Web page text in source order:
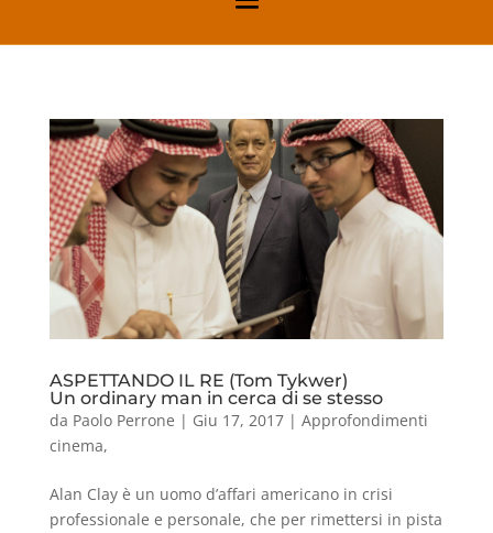
ASPETTANDO IL RE (Tom Tykwer)
Un ordinary man in cerca di se stesso
da Paolo Perrone | Giu 17, 2017| Approfondimenti
cinema,
Alan Clay è un uomo d’affari americano in crisi
professionale e personale, che per rimettersi in pista